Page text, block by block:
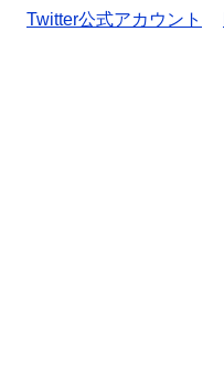
Twitter公式アカウント